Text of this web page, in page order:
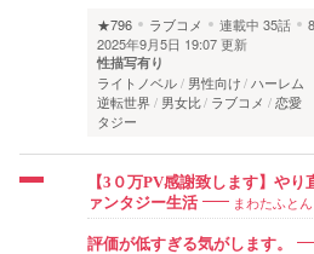
★796
ラブコメ 連載中 35話
2025年9月5日 19:07 更新
性描写有り
ライトノベル 男性向け ハーレ
逆転世界
男女比 ラブコメ 恋愛
タジー
【3０万PV感謝致します】や
ァンタジー生活
まわたふとん
評価が低すぎる気がします。